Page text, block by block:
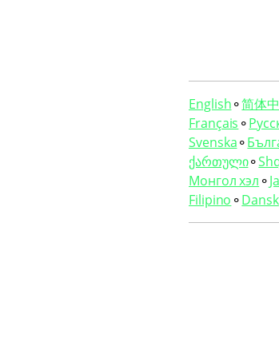
English⚬简体
Français ⚬
Svenska⚬
ქართული⚬
Монгол хэл ⚬
Filipino ⚬Dansk